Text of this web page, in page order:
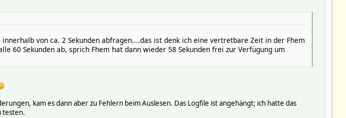
von ca. 2 Sekunden abfragen....das ist denk ich eine vertretbare Zeit in der Fhem
60 Sekunden ab, sprich Fhem hat dann wieder 58 Sekunden frei zur Verfügung um
kam es dann aber zu Fehlern beim Auslesen. Das Logfile ist angehängt; ich hatte das
testen.